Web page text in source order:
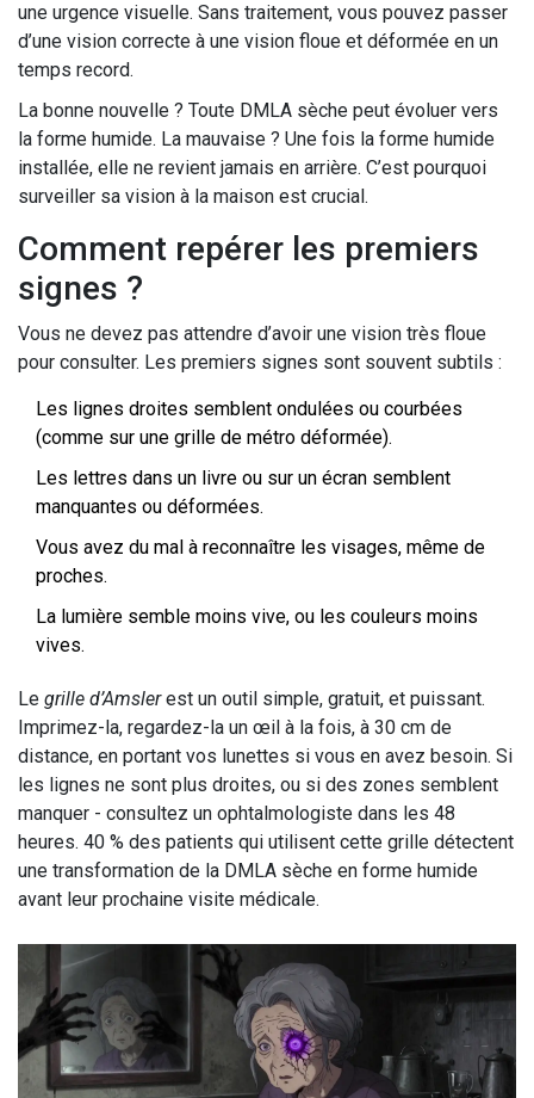
une urgence visuelle. Sans traitement, vous pouvez passer
d’une vision correcte à une vision floue et déformée en un
temps record.
La bonne nouvelle ? Toute DMLA sèche peut évoluer vers
la forme humide. La mauvaise ? Une fois la forme humide
installée, elle ne revient jamais en arrière. C’est pourquoi
surveiller sa vision à la maison est crucial.
Comment repérer les premiers
signes ?
Vous ne devez pas attendre d’avoir une vision très floue
pour consulter. Les premiers signes sont souvent subtils :
Les lignes droites semblent ondulées ou courbées
(comme sur une grille de métro déformée).
Les lettres dans un livre ou sur un écran semblent
manquantes ou déformées.
Vous avez du mal à reconnaître les visages, même de
proches.
La lumière semble moins vive, ou les couleurs moins
vives.
Le grille d’Amslerest un outil simple, gratuit, et puissant.
Imprimez-la, regardez-la un œil à la fois, à 30 cm de
distance, en portant vos lunettes si vous en avez besoin. Si
les lignes ne sont plus droites, ou si des zones semblent
manquer - consultez un ophtalmologiste dans les 48
heures. 40 % des patients qui utilisent cette grille détectent
une transformation de la DMLA sèche en forme humide
avant leur prochaine visite médicale.